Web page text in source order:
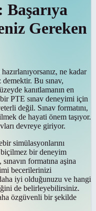
Gereken
ne kadar
demektir. Bu sınav,
kanıtlamanın en
PTE sınav deneyimi için
değil. Sınav formatını,
de hayati önem taşıyor.
devreye giriyor.
simülasyonlarını
biçilmez bir deneyim
formatına aşina
becerilerinizi
iyi olduğunuzu ve hangi
de belirleyebilirsiniz.
özgüvenli bir şekilde